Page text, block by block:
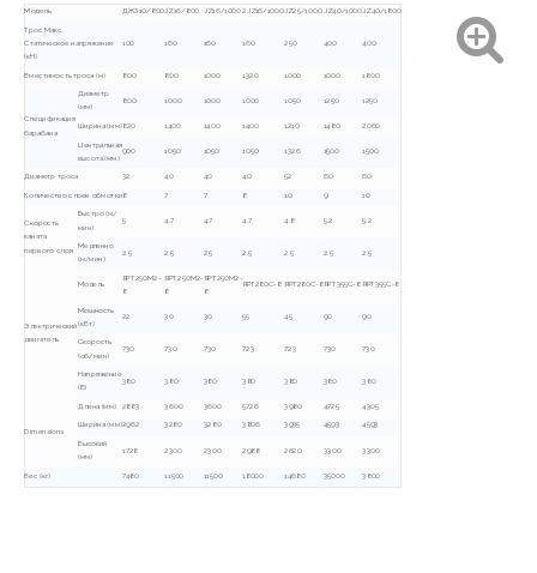
Модель ДЖЗ10/800JZ16/800 JZ16/10002JZ16/1000JZ25/1000 JZ40/1000JZ40/1800
Трос Макс.
Статическое напряжение
(кН)
100 160 160 160 250 400 400
Вместимость троса (м) 800 800 1000 1320 1000 1000 1800
Спецификация
барабана
Диаметр
(мм)
800 1000 1000 1000 1050 1250 1250
Ширина (мм)820 1400 1400 1400 1210 1480 2060
Центральная
высота (мм)
900 1050 1050 1050 1326 1500 1500
Диаметр троса 32 40 40 40 52 60 60
Количество слоев обмотки8 7 7 8 10 9 10
Скорость
каната
первого слоя
Быстро (м/
мин)
5 4.7 4.7 4.7 4.8 5.2 5.2
Медленно
(м/мин)
2.5 2.5 2.5 2.5 2.5 2.5 2.5
Электрический
двигатель
Модель
ЯРТ250М2-
8
ЯРТ250М2-
8
ЯРТ250М2-
8
ЯРТ280С-8 ЯРТ280С-8ЯРТ355С-8ЯРТ355С-8
Мощность
(кВт)
22 30 30 55 45 90 90
Скорость
(об/мин)
730 730 730 723 723 730 730
Напряжение
(В)
380 380 380 380 380 380 380
Dimensions
Длина (мм) 2883 3600 3600 5726 3980 4725 4305
Ширина (мм)2962 3280 3280 3806 3935 4593 4593
Высокий
(мм)
1728 2300 2300 2988 2620 3300 3300
Вес (кг) 7480 11500 11500 18000 14680 35000 3800